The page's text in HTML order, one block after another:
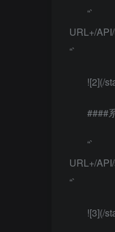
“`
URL+/
“`
![2](/
####
“`
URL+/
“`
![3](/